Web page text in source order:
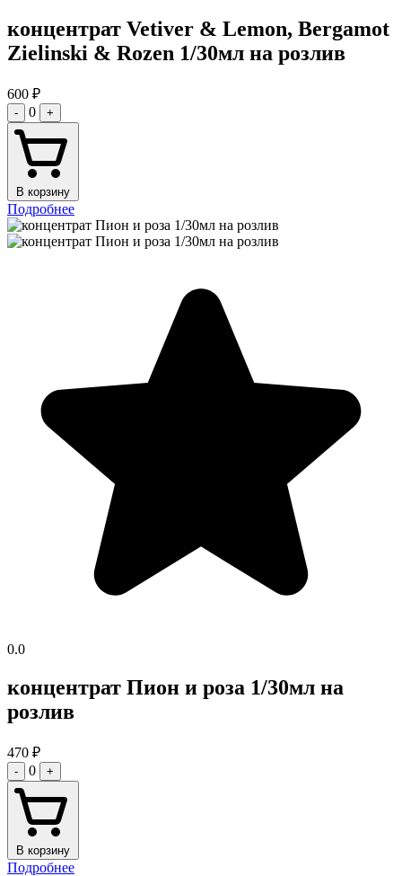
концентрат Vetiver & Lemon, Bergamot
Zielinski & Rozen 1/30мл на розлив
600 ₽
- 0 +
В корзину
Подробнее
0.0
концентрат Пион и роза 1/30мл на
розлив
470 ₽
- 0 +
В корзину
Подробнее